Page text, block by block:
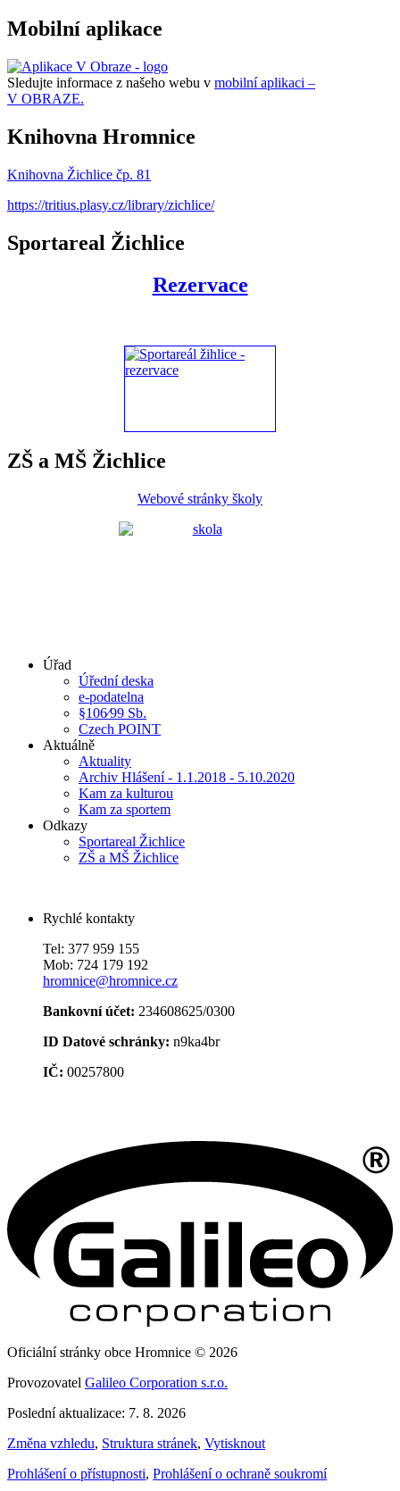
Mobilní aplikace
Sledujte informace z našeho webu v mobilní aplikaci –
V OBRAZE.
Knihovna Hromnice
Knihovna Žichlice čp. 81
https://tritius.plasy.cz/library/zichlice/
Sportareal Žichlice
Rezervace
ZŠ a MŠ Žichlice
Webové stránky školy
Úřad
Úřední deska
e-podatelna
§106⁄99 Sb.
Czech POINT
Aktuálně
Aktuality
Archiv Hlášení - 1.1.2018 - 5.10.2020
Kam za kulturou
Kam za sportem
Odkazy
Sportareal Žichlice
ZŠ a MŠ Žichlice
Rychlé kontakty
Tel: 377 959 155
Mob: 724 179 192
hromnice@hromnice.cz
Bankovní účet: 234608625/0300
ID Datové schránky: n9ka4br
IČ: 00257800
Oficiální stránky obce Hromnice © 2026
Provozovatel Galileo Corporation s.r.o.
Poslední aktualizace: 7. 8. 2026
Změna vzhledu, Struktura stránek, Vytisknout
Prohlášení o přístupnosti, Prohlášení o ochraně soukromí